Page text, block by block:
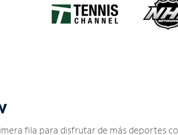
fila para disfrutar de más deportes